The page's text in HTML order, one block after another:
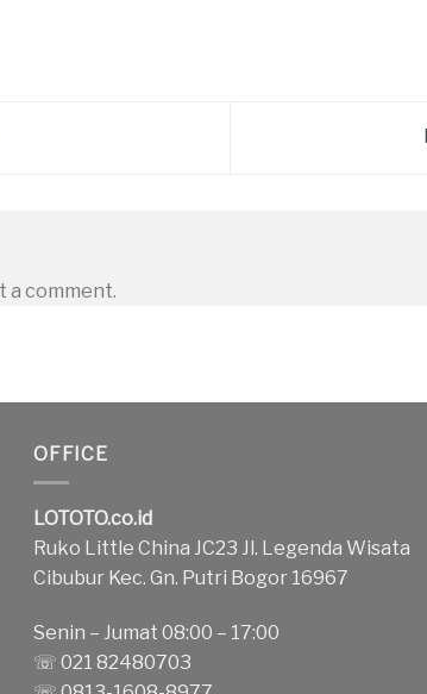
a comment.
OFFICE
LOTOTO.co.id
Ruko Little China JC23 Jl. Legenda Wisata
Cibubur Kec. Gn. Putri Bogor 16967
Senin – Jumat 08:00 – 17:00
☏ 021 82480703